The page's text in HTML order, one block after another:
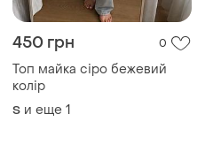
450 грн 0
Топ майка сіро бежевий
колір
S и еще 1